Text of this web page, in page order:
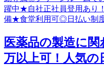
医薬品の製造に
万以上可！人気